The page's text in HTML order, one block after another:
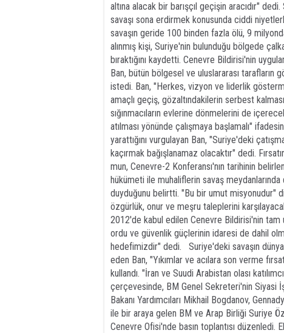
altına alacak bir barışçıl geçişin aracıdır"
savaşı sona erdirmek konusunda ciddi
savaşın geride 100 binden fazla ölü, 9
alınmış kişi, Suriye'nin bulunduğu bölgede
bıraktığını kaydetti. Cenevre Bildirisi'nin
Ban, bütün bölgesel ve uluslararası tarafların
istedi. Ban, "Herkes, vizyon ve liderlik
amaçlı geçiş, gözaltındakilerin serbest
sığınmacıların evlerine dönmelerini de
atılması yönünde çalışmaya başlamalı"
yarattığını vurgulayan Ban, "Suriye'deki
kaçırmak bağışlanamaz olacaktır" dedi.
mun, Cenevre-2 Konferansı'nın tarihinin
hükümeti ile muhaliflerin savaş
duyduğunu belirtti. "Bu bir umut misyonudur"
özgürlük, onur ve meşru taleplerini
2012'de kabul edilen Cenevre Bildirisi'nin tam
ordu ve güvenlik güçlerinin idaresi de dahil
hedefimizdir" dedi. Suriye'deki savaşın
eden Ban, "Yıkımlar ve acılara son verme
kullandı. "İran ve Suudi Arabistan olası
çerçevesinde, BM Genel Sekreteri'nin Siyasi
Bakanı Yardımcıları Mikhail Bogdanov,
ile bir araya gelen BM ve Arap Birliği Suriye
Cenevre Ofisi'nde basın toplantısı